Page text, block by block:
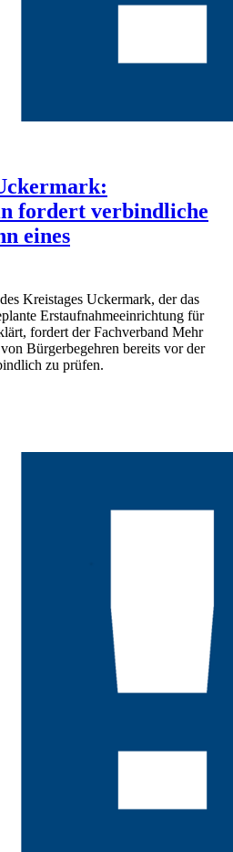
fordert verbindliche
eines
Kreistages Uckermark, der das
Erstaufnahmeeinrichtung für
fordert der Fachverband Mehr
Bürgerbegehren bereits vor der
zu prüfen.